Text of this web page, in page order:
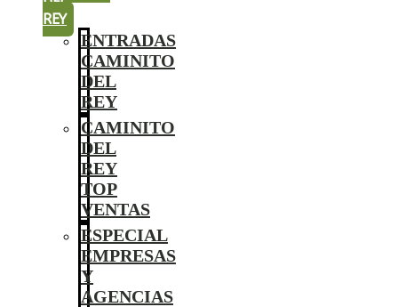
REY
ENTRADAS
CAMINITO
DEL
REY
CAMINITO
DEL
REY
TOP
VENTAS
ESPECIAL
EMPRESAS
Y
AGENCIAS